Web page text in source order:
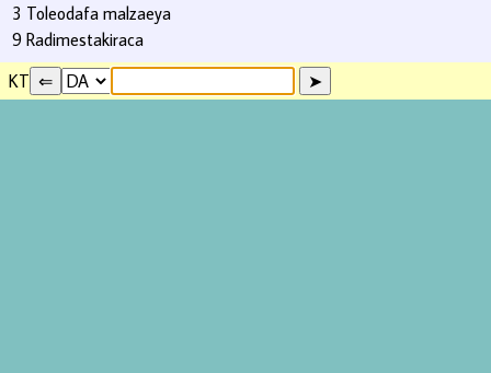
3 Toleodafa malzaeya
9 Radimestakiraca
KT